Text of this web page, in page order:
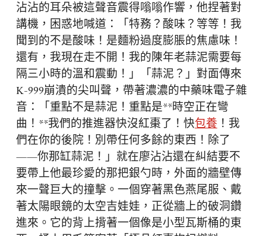
沾沾的耳朵被這聲音震得嗡嗡作響，他捏著對
講機，困惑地喊道：「特務？酸味？等等！我
聞到的不是酸味！是麵粉過度膨脹的焦慮味！
還有，我現在走不開！我的陳年老蒜泥需要每
隔三小時的溫和震動！」「蒜泥？」對面傳來
K-999崩潰的尖叫聲，帶著濃濃的中藥味電子雜
音：「重點不是蒜泥！重點是**時空正在彎
曲！**我們的推進器快沒紅棗了！快包養！我
們在你的後院！別帶任何多餘的東西！除了
——你那缸蒜泥！」就在廖沾沾還在糾結要不
要帶上他最珍愛的那把銀勺時，外面的牆壁傳
來一聲巨大的撞擊。一個穿著黑色燕尾服、戴
著太陽眼鏡的太空吉娃娃，正從牆上的破洞鑽
進來。它的背上揹著一個像是小型瓦斯桶的東